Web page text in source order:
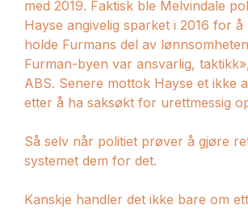
med 2019. Faktisk ble Melvindale
Hayse angivelig sparket i 2016 for
holde Furmans del av
Furman-byen var ansvarlig,
ABS. Senere mottok Hayse et ikke
etter å ha saksøkt for urettmessig
Så selv når politiet prøver å gjøre
systemet dem for det.
Kanskje handler det ikke bare om